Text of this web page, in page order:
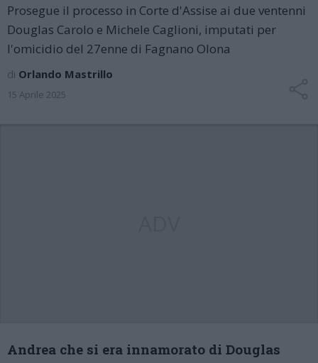
Prosegue il processo in Corte d'Assise ai due ventenni
Douglas Carolo e Michele Caglioni, imputati per
l'omicidio del 27enne di Fagnano Olona
di Orlando Mastrillo
15 Aprile 2025
Andrea che si era innamorato di Douglas